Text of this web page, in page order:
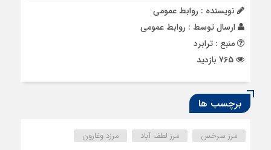
نویسنده : روابط عمومی
ارسال توسط : روابط عمومی
منبع : ترابرد
برچسب ها
مرز سرخس مرز لطف آباد مرزد وغارون